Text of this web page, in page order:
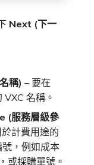
Next (下一
稱) – 要在
VXC 名稱。
(服務層級參
計費用途的
，例如成本
或採購單號。